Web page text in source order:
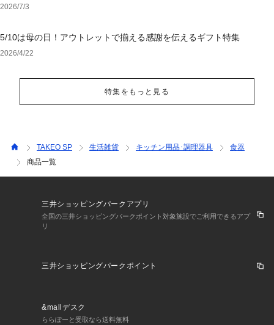
2026/7/3
5/10は母の日！アウトレットで揃える感謝を伝えるギフト特集
2026/4/22
特集をもっと見る
TAKEO SP 生活雑貨 キッチン用品･調理器具
食器
商品一覧
三井ショッピングパークアプリ
全国の三井ショッピングパークポイント対象施設でご利用できるアプ
リ
三井ショッピングパークポイント
&mallデスク
ららぽーと受取なら送料無料